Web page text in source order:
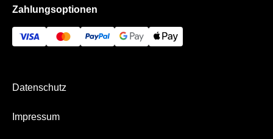
Kontakt
Impressum
Zahlungsoptionen
Datenschutz
Impressum